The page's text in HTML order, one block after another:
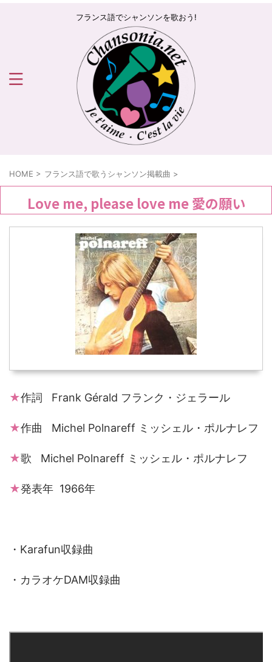
フランス語でシャンソンを歌おう!
HOME > フランス語で歌うシャンソン掲載曲 >
Love me, please love me 愛の願い
★作詞 Frank Gérald フランク・ジェラール
★作曲 Michel Polnareff ミッシェル・ポルナレフ
★歌 Michel Polnareff ミッシェル・ポルナレフ
★発表年 1966年
・Karafun収録曲
・カラオケDAM収録曲